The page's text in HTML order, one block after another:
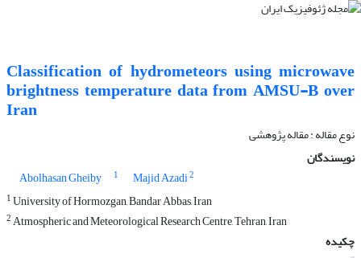
Classification of hydrometeors using microwave
brightness temperature data from AMSU-B over
Iran
نوع مقاله : مقاله پژوهشی‌
نویسندگان
Abolhasan Gheiby
1 Majid Azadi2
1University of Hormozgan, Bandar Abbas, Iran
2Atmospheric and Meteorological Research Centre, Tehran, Iran
چکیده